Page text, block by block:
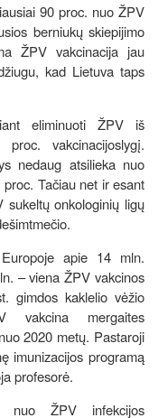
90 proc. nuo ŽPV
berniukų skiepijimo
ŽPV vakcinacija jau
kad Lietuva taps
eliminuoti ŽPV iš
vakcinacijoslygį.
nedaug atsilieka nuo
Tačiau net ir esant
sukeltų onkologinių ligų
apie 14 mln.
– viena ŽPV vakcinos
gimdos kaklelio vėžio
vakcina mergaites
2020 metų. Pastaroji
imunizacijos programą
profesorė.
nuo ŽPV infekcijos